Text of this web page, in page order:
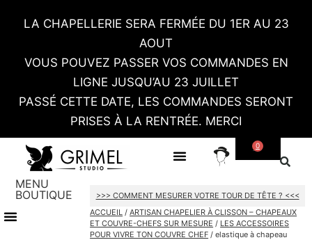
LA CHAPELLERIE SERA FERMÉE DU 1ER AU 23
AOUT
VOUS POUVEZ PASSER VOS COMMANDES EN
LIGNE JUSQU’AU 23 JUILLET
PASSÉ CETTE DATE, LES COMMANDES SERONT
PRISES À LA RENTRÉE. MERCI
0
MENU
BOUTIQUE
>>> COMMENT MESURER VOTRE TOUR DE TÊTE ? <<<
ACCUEIL /ARTISAN CHAPELIER À CLISSON – CHAPEAUX
ET COUVRE-CHEFS SUR MESURE / LES ACCESSOIRES
POUR VIVRE TON COUVRE CHEF / elastique à chapeau